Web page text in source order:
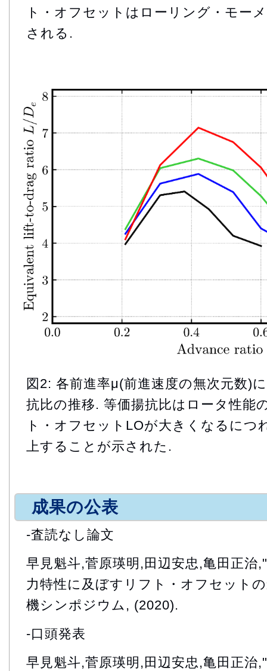
ト・オフセットはローリング・モー
される.
図2: 各前進率μ(前進速度の無次元数)
抗比の推移. 等価揚抗比はロータ性能
ト・オフセットLOが大きくなるにつ
上することが示された.
成果の公表
-査読なし論文
早見魁斗,菅原瑛明,田辺安忠,亀田正治
力特性に及ぼすリフト・オフセット
機シンポジウム, (2020).
-口頭発表
早見魁斗,菅原瑛明,田辺安忠,亀田正治